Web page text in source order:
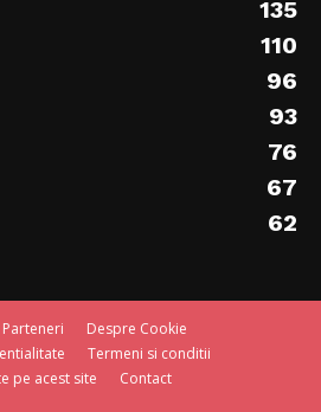
135
110
96
93
76
67
62
Parteneri
Despre Cookie
Termeni si conditii
pe acest site
Contact